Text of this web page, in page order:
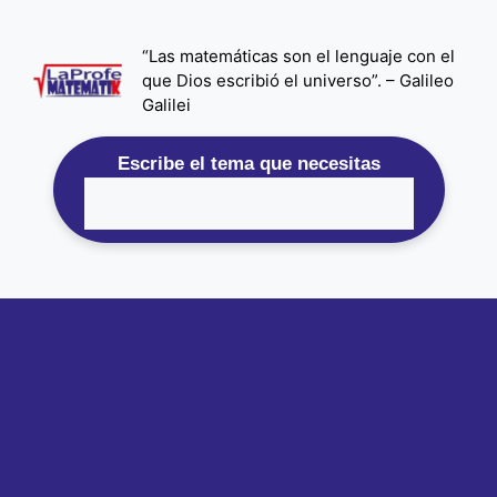
contenido
“Las matemáticas son el lenguaje con el
que Dios escribió el universo”. – Galileo
Galilei
Escribe el tema que necesitas